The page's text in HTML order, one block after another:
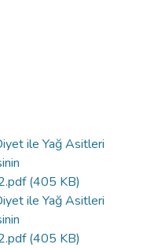
ile Yağ Asitleri
(405 KB)
ile Yağ Asitleri
(405 KB)